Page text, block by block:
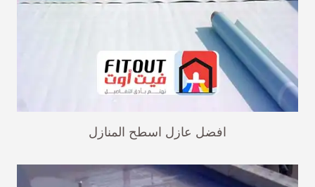
افضل عازل اسطح المنازل